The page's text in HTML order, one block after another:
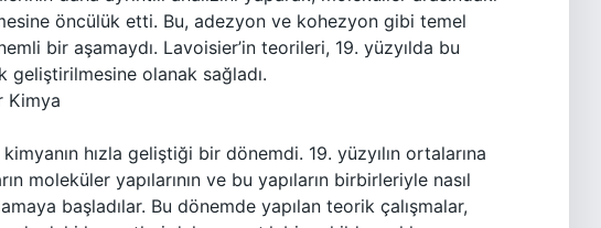
öncülük etti. Bu, adezyon ve kohezyon gibi temel
bir aşamaydı. Lavoisier’in teorileri, 19. yüzyılda bu
geliştirilmesine olanak sağladı.
Kimya
hızla geliştiği bir dönemdi. 19. yüzyılın ortalarına
moleküler yapılarının ve bu yapıların birbirleriyle nasıl
başladılar. Bu dönemde yapılan teorik çalışmalar,